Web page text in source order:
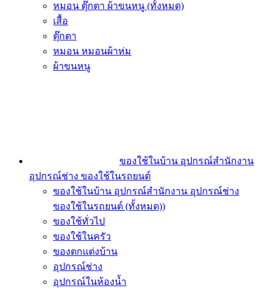
หมอน ตุ๊กตา ผ้าขนหนู (ทั้งหมด)
เสื้อ
ตุ๊กตา
หมอน หมอนผ้าห่ม
ผ้าขนหนู
ของใช้ในบ้าน อุปกรณ์สำนักงาน
อุปกรณ์ช่าง ของใช้ในรถยนต์
ของใช้ในบ้าน อุปกรณ์สำนักงาน อุปกรณ์ช่าง
ของใช้ในรถยนต์ (ทั้งหมด))
ของใช้ทั่วไป
ของใช้ในครัว
ของตกแต่งบ้าน
อุปกรณ์ช่าง
อุปกรณ์ในห้องน้ำ